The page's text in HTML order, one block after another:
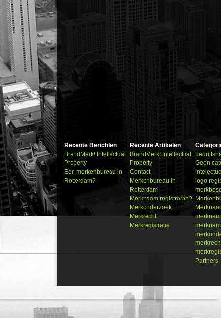
Recente Berichten
BrandMerk! Intellectual
Property
Een merkenbureau in
Rotterdam?
Recente Artikelen
BrandMerk! Intellectual
Property
Contact
Merkenbureau in
Rotterdam
Merknaam registreren?
Merkonderzoek
Merkrecht
Merkregistratie
Geen
logo
Partners